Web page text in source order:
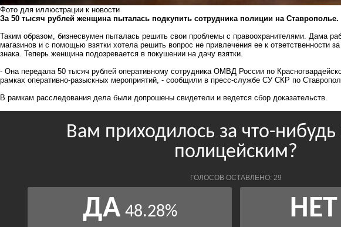
Фото для иллюстрации к новости
За 50 тысяч рублей женщина пыталась подкупить сотрудника полиции на Ставрополье.
Таким образом, бизнесвумен пыталась решить свои проблемы с правоохранителями. Дама
магазинов и с помощью взятки хотела решить вопрос не привлечения ее к ответственности
знака. Теперь женщина подозревается в покушении на дачу взятки.
- Она передала 50 тысяч рублей оперативному сотрудника ОМВД России по
рамках оперативно-разыскных мероприятий, - сообщили в пресс-службе СУ СКР по
В рамкам расследования дела были допрошены свидетели и ведется сбор доказательств.